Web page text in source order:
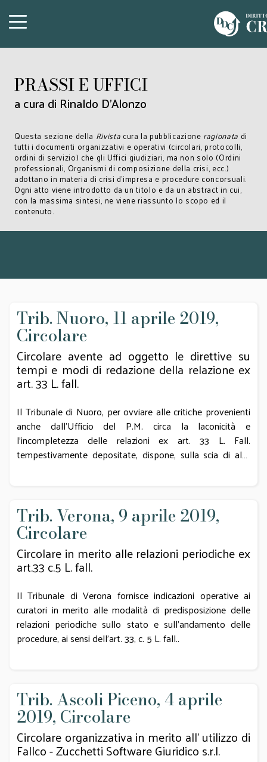
PRASSI E UFFICI
a cura di Rinaldo D'Alonzo
Questa sezione della Rivista cura la pubblicazione ragionata di
tutti i documenti organizzativi e operativi (circolari, protocolli,
ordini di servizio) che gli Uffici giudiziari, ma non solo (Ordini
professionali, Organismi di composizione della crisi, ecc.)
adottano in materia di crisi d’impresa e procedure concorsuali.
Ogni atto viene introdotto da un titolo e da un abstract in cui,
con la massima sintesi, ne viene riassunto lo scopo ed il
contenuto.
Trib. Nuoro, 11 aprile 2019,
Circolare
Circolare avente ad oggetto le direttive su
tempi e modi di redazione della relazione ex
art. 33 L. fall.
Il Tribunale di Nuoro, per ovviare alle critiche provenienti
anche dall’Ufficio del P.M. circa la laconicità e
l’incompletezza delle relazioni ex art. 33 L. Fall.
tempestivamente depositate, dispone, sulla scia di altri
completa ai quaranta giorni successivi alla dichiarazione di
esecutività dello stato passivo delle insinuazioni
tempestive (dalle quali possono acquisirsi documenti utili
per la redazione informata della relazione), sulla base di un
modello unico per tutte le procedure, escludendo il ricorso
Trib. Verona, 9 aprile 2019,
Circolare
Circolare in merito alle relazioni periodiche ex
art.33 c.5 L. fall.
Il Tribunale di Verona fornisce indicazioni operative ai
curatori in merito alle modalità di predisposizione delle
relazioni periodiche sullo stato e sull’andamento delle
procedure, ai sensi dell’art. 33, c. 5 L. fall..
Trib. Ascoli Piceno, 4 aprile
2019, Circolare
Circolare organizzativa in merito all’ utilizzo di
Fallco - Zucchetti Software Giuridico s.r.l.